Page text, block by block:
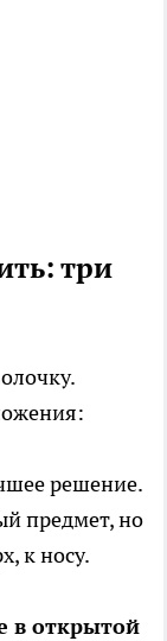
три
решение.
предмет, но
к носу.
в открытой